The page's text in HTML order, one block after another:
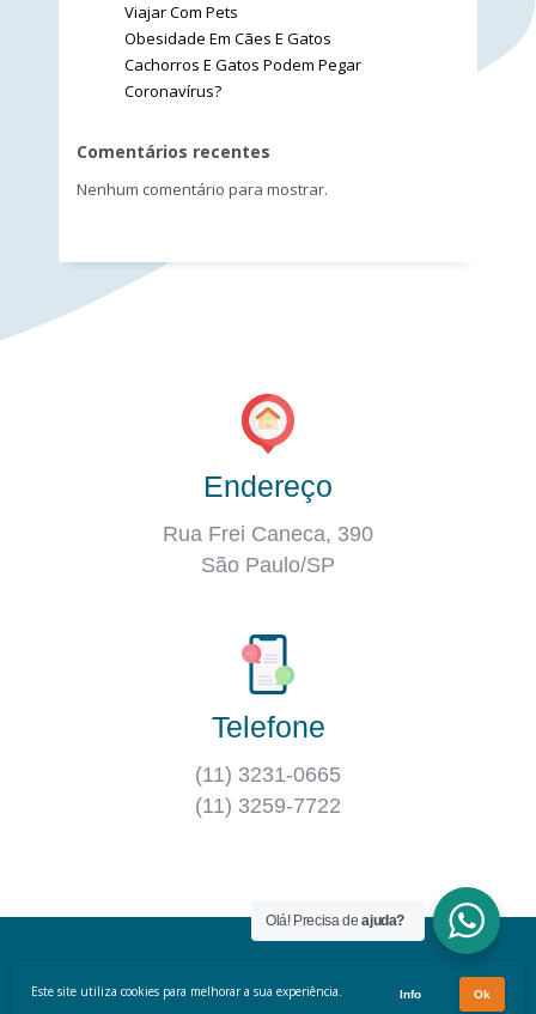
Este site utiliza cookies para melhorar a sua experiência. Info Ok
Viajar Com Pets
Obesidade Em Cães E Gatos
Cachorros E Gatos Podem Pegar
Coronavírus?
Comentários recentes
Nenhum comentário para mostrar.
Endereço
Rua Frei Caneca, 390
São Paulo/SP
Telefone
(11) 3231-0665
(11) 3259-7722
Olá! Precisa deajuda?